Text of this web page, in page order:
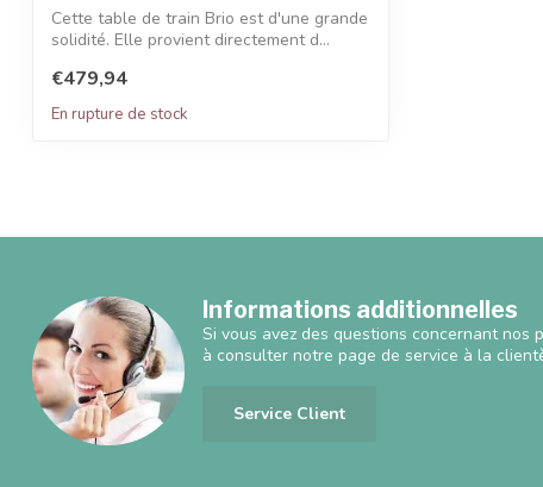
Cette table de train Brio est d'une grande
solidité. Elle provient directement d...
€479,94
En rupture de stock
Informations additionnelles
Si vous avez des questions concernant nos
à consulter notre page de service à la
Service Client